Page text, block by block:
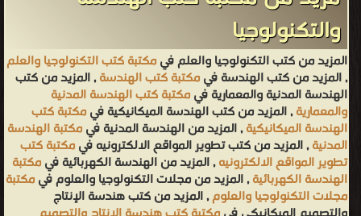
والتكنولوجيا
المزيد من كتب التكنولوجيا والعلم فيمكتبة كتب التكنولوجيا والعلم
, المزيد من كتب الهندسة فيمكتبة كتب الهندسة, المزيد من كتب
الهندسة المدنية والمعمارية فيمكتبة كتب الهندسة المدنية
والمعمارية, المزيد من كتب الهندسة الميكانيكية فيمكتبة كتب
الهندسة الميكانيكية, المزيد من الهندسة المدنية فيمكتبة الهندسة
المدنية, المزيد من كتب تطوير المواقع الالكترونيه فيمكتبة كتب
تطوير المواقع الالكترونيه, المزيد من الهندسة الكهربائية فيمكتبة
الهندسة الكهربائية, المزيد من مجلات التكنولوجيا والعلوم فيمكتبة
مجلات التكنولوجيا والعلوم, المزيد من كتب هندسة الإنتاج